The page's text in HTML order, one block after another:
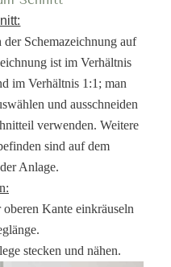
der Schemazeichnung auf
ist im Verhältnis
im Verhältnis 1:1; man
und ausschneiden
verwenden. Weitere
sind auf dem
Anlage.
Kante einkräuseln
stecken und nähen.